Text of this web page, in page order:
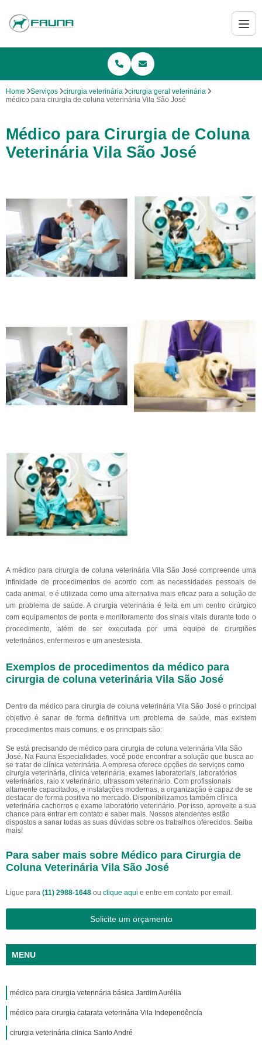
Home Serviços cirurgia veterinária
cirurgia geral veterinária
médico para cirurgia de coluna veterinária Vila São José
Médico para Cirurgia de Coluna
Veterinária Vila São José
A médico para cirurgia de coluna veterinária Vila São José compreende uma
infinidade de procedimentos de acordo com as necessidades pessoais de
cada animal, e é utilizada como uma alternativa mais eficaz para a solução de
um problema de saúde. A cirurgia veterinária é feita em um centro cirúrgico
com equipamentos de ponta e monitoramento dos sinais vitais durante todo o
procedimento, além de ser executada por uma equipe de cirurgiões
veterinários, enfermeiros e um anestesista.
Exemplos de procedimentos da médico para
cirurgia de coluna veterinária Vila São José
Dentro da médico para cirurgia de coluna veterinária Vila São José o principal
objetivo é sanar de forma definitiva um problema de saúde, mas existem
procedimentos mais comuns, e os principais são:
Se está precisando de médico para cirurgia de coluna veterinária Vila São
José, Na Fauna Especialidades, você pode encontrar a solução que busca ao
se tratar de clínica veterinária. A empresa oferece opções de serviços como
cirurgia veterinária, clínica veterinária, exames laboratoriais, laboratórios
veterinários, raio x veterinário, ultrassom veterinário. Com profissionais
altamente capacitados, e instalações modernas, a organização é capaz de se
destacar de forma positiva no mercado. Disponibilizamos também clínica
veterinária cachorros e exame laboratório veterinário. Por isso, aproveite a sua
chance para entrar em contato e saber mais. Nossos atendentes estão
dispostos a sanar todas as suas dúvidas sobre os trabalhos oferecidos. Saiba
mais!
Para saber mais sobre Médico para Cirurgia de
Coluna Veterinária Vila São José
Ligue para (11) 2988-1648 ou clique aqui e entre em contato por email.
Solicite um orçamento
MENU
médico para cirurgia veterinária básica Jardim Aurélia
médico para cirurgia catarata veterinária Vila Independência
cirurgia veterinária clinica Santo André